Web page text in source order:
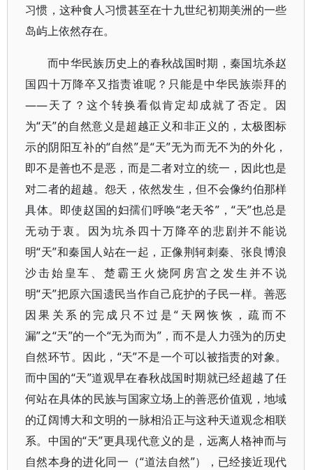
习惯，这种食人习惯甚至在十九世纪初期美洲的一些
岛屿上依然存在。
而中华民族历史上的春秋战国时期，秦国坑杀赵
国四十万降卒又指责谁呢？只能是中华民族崇拜的
——天了？这个转换看似肯定却成就了否定。因
为“天”的自然意义是超越正义和非正义的，太极图标
示的阴阳互补的“自然”是“天”无为而无不为的外化，
即不是善也不是恶，而是二者对立的统一，因此也是
对二者的超越。怨天，依然发生，但不会像约伯那样
具体。即使赵国的妇孺们呼唤“老天爷”，“天”也总是
无动于衷。因为坑杀四十万降卒的悲剧并不能说
明“天”和秦国人站在一起，正像荆轲刺秦、张良博浪
沙击始皇车、楚霸王火烧阿房宫之发生并不说
明“天”把原六国遗民当作自己庇护的子民一样。善恶
因果关系的完成只不过是“天网恢恢，疏而不
漏”之“天”的一个“无为而为”，而不是人力强为的历史
自然环节。因此，“天”不是一个可以被指责的对象。
而中国的“天”道观早在春秋战国时期就已经超越了任
何站在具体的民族与国家立场上的善恶价值观，地域
的辽阔博大和文明的一脉相沿正与这种天道观念相联
系。中国的“天”更具现代意义的是，远离人格神而与
自然本身的进化同一（“道法自然”），已经接近现代